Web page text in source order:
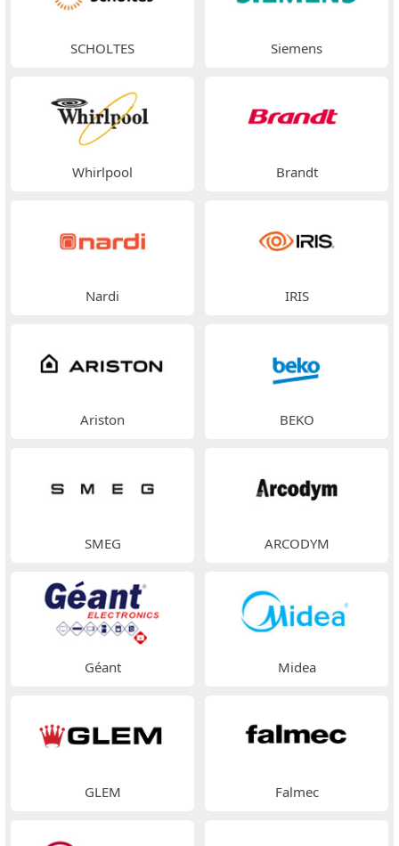
SCHOLTES Siemens
Whirlpool Brandt
Nardi IRIS
Ariston BEKO
SMEG ARCODYM
Géant Midea
GLEM Falmec